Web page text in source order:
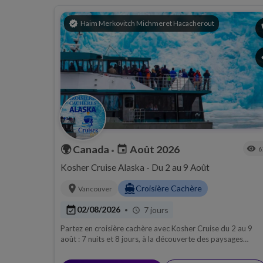
Hiver
verified Haim Merkovitch Michmeret Hacacherout
🌍Canada • event Août 2026 visibility
Kosher Cruise Alaska - Du 2 au 9 Août
location_on Vancouver directions_boatCroisière Cachère
event_available02/08/2026 • schedule 7 jours
Partez en croisière cachère avec Kosher Cruise du 2 au 9
août : 7 nuits et 8 jours, à la découverte des paysages
aller-retour au départ de Seattle. Admirez les géants de